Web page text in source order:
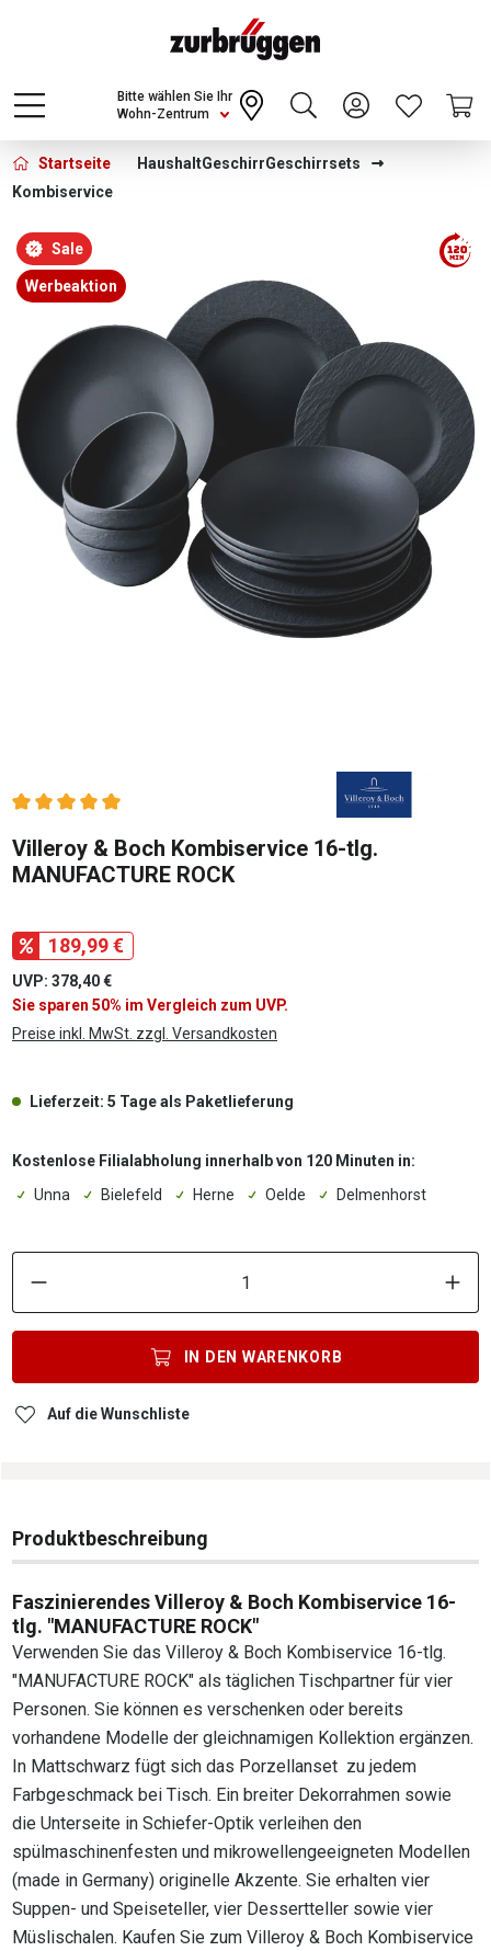
Choose a different country or region to see
content for your location and shop online
CONTINUE
Wohn-Zentrum
Bitte wählen Sie Ihr
Startseite HaushaltGeschirrGeschirrsets
Kombiservice
Bildergalerie überspringen
Sale
Werbeaktion
Durchschnittliche Bewertung von 5 von 5 Sternen
Villeroy & Boch Kombiservice 16-tlg.
MANUFACTURE ROCK
189,99 €
UVP: 378,40 €
Sie sparen 50% im Vergleich zum UVP.
Preise inkl. MwSt. zzgl. Versandkosten
Lieferzeit: 5 Tage als Paketlieferung
Kostenlose Filialabholung innerhalb von 120 Minuten in:
Unna
Bielefeld Herne Oelde Delmenhorst
IN DEN WARENKORB
Auf die Wunschliste
Produktbeschreibung
Faszinierendes Villeroy & Boch Kombiservice 16-
tlg. "MANUFACTURE ROCK"
Verwenden Sie das Villeroy & Boch Kombiservice 16-tlg.
"MANUFACTURE ROCK" als täglichen Tischpartner für vier
Personen. Sie können es verschenken oder bereits
vorhandene Modelle der gleichnamigen Kollektion ergänzen.
In Mattschwarz fügt sich das Porzellanset zu jedem
Farbgeschmack bei Tisch. Ein breiter Dekorrahmen sowie
die Unterseite in Schiefer-Optik verleihen den
spülmaschinenfesten und mikrowellengeeigneten Modellen
(made in Germany) originelle Akzente. Sie erhalten vier
Suppen- und Speiseteller, vier Dessertteller sowie vier
Müslischalen. Kaufen Sie zum Villeroy & Boch Kombiservice